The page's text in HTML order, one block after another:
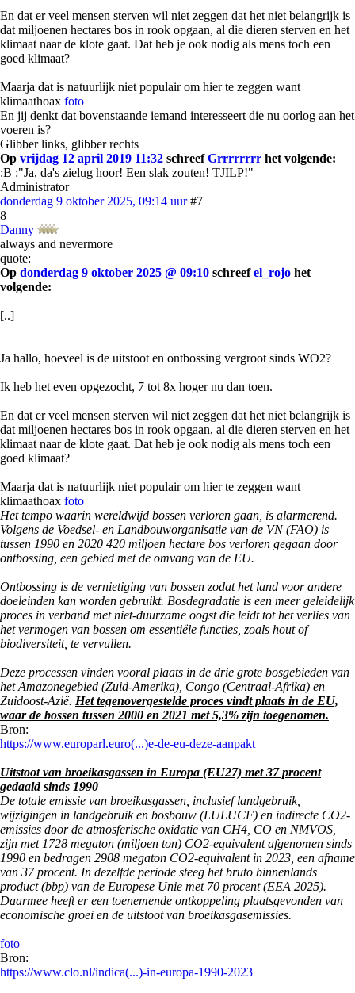
En dat er veel mensen sterven wil niet zeggen dat het niet belangrijk is
dat miljoenen hectares bos in rook opgaan, al die dieren sterven en het
klimaat naar de klote gaat. Dat heb je ook nodig als mens toch een
goed klimaat?
Maarja dat is natuurlijk niet populair om hier te zeggen want
klimaathoax foto
En jij denkt dat bovenstaande iemand interesseert die nu oorlog aan het
voeren is?
Glibber links, glibber rechts
Op vrijdag 12 april 2019 11:32 schreefGrrrrrrrr het volgende:
:B :"Ja, da's zielug hoor! Een slak zouten! TJILP!"
Administrator
donderdag 9 oktober 2025, 09:14 uur #7
8
Danny
always and nevermore
quote:
Op donderdag 9 oktober 2025 @ 09:10 schreefel_rojo het
volgende:
[..]
Ja hallo, hoeveel is de uitstoot en ontbossing vergroot sinds WO2?
Ik heb het even opgezocht, 7 tot 8x hoger nu dan toen.
En dat er veel mensen sterven wil niet zeggen dat het niet belangrijk is
dat miljoenen hectares bos in rook opgaan, al die dieren sterven en het
klimaat naar de klote gaat. Dat heb je ook nodig als mens toch een
goed klimaat?
Maarja dat is natuurlijk niet populair om hier te zeggen want
klimaathoax foto
Het tempo waarin wereldwijd bossen verloren gaan, is alarmerend.
Volgens de Voedsel- en Landbouworganisatie van de VN (FAO) is
tussen 1990 en 2020 420 miljoen hectare bos verloren gegaan door
ontbossing, een gebied met de omvang van de EU.
Ontbossing is de vernietiging van bossen zodat het land voor andere
doeleinden kan worden gebruikt. Bosdegradatie is een meer geleidelijk
proces in verband met niet-duurzame oogst die leidt tot het verlies van
het vermogen van bossen om essentiële functies, zoals hout of
biodiversiteit, te vervullen.
Deze processen vinden vooral plaats in de drie grote bosgebieden van
het Amazonegebied (Zuid-Amerika), Congo (Centraal-Afrika) en
Zuidoost-Azië. Het tegenovergestelde proces vindt plaats in de EU,
waar de bossen tussen 2000 en 2021 met 5,3% zijn toegenomen.
Bron:
https://www.europarl.euro(...)e-de-eu-deze-aanpakt
Uitstoot van broeikasgassen in Europa (EU27) met 37 procent
gedaald sinds 1990
De totale emissie van broeikasgassen, inclusief landgebruik,
wijzigingen in landgebruik en bosbouw (LULUCF) en indirecte CO2-
emissies door de atmosferische oxidatie van CH4, CO en NMVOS,
zijn met 1728 megaton (miljoen ton) CO2-equivalent afgenomen sinds
1990 en bedragen 2908 megaton CO2-equivalent in 2023, een afname
van 37 procent. In dezelfde periode steeg het bruto binnenlands
product (bbp) van de Europese Unie met 70 procent (EEA 2025).
Daarmee heeft er een toenemende ontkoppeling plaatsgevonden van
economische groei en de uitstoot van broeikasgasemissies.
foto
Bron:
https://www.clo.nl/indica(...)-in-europa-1990-2023